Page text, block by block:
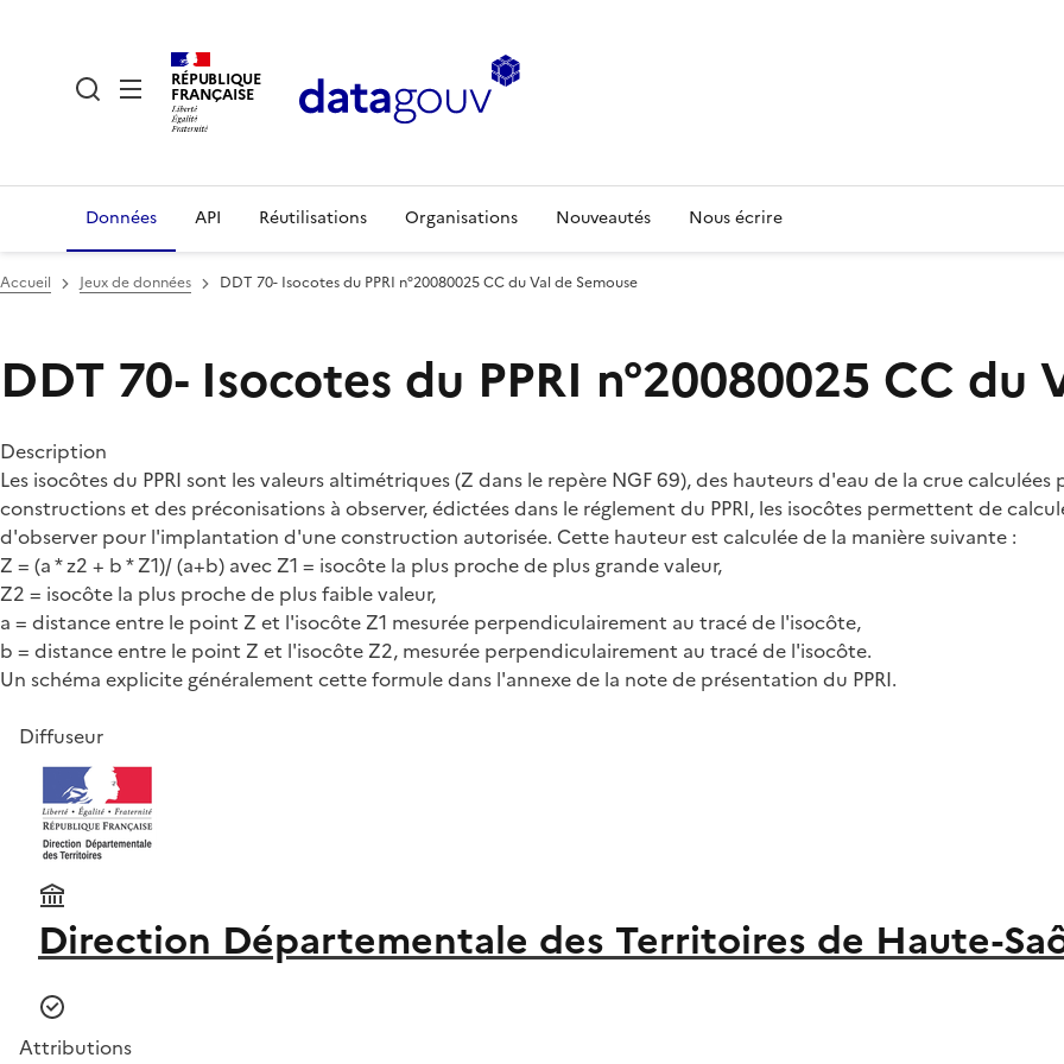
RÉPUBLIQUE
FRANÇAISE
Données API Réutilisations Organisations Nouveautés Nous écrire
Accueil Jeux de données DDT 70- Isocotes du PPRI n°20080025 CC du Val de Semouse
DDT 70- Isocotes du PPRI n°20080025 CC du
Description
Les isocôtes du PPRI sont les valeurs altimétriques (Z dans le repère NGF 69), des hauteurs d'eau de la crue
constructions et des préconisations à observer, édictées dans le réglement du PPRI, les isocôtes permettent de
d'observer pour l'implantation d'une construction autorisée. Cette hauteur est calculée de la manière suivante :
Z = (a * z2 + b * Z1)/ (a+b) avec Z1 = isocôte la plus proche de plus grande valeur,
Z2 = isocôte la plus proche de plus faible valeur,
a = distance entre le point Z et l'isocôte Z1 mesurée perpendiculairement au tracé de l'isocôte,
b = distance entre le point Z et l'isocôte Z2, mesurée perpendiculairement au tracé de l'isocôte.
Un schéma explicite généralement cette formule dans l'annexe de la note de présentation du PPRI.
Diffuseur
Direction Départementale des Territoires de Haute-
Attributions